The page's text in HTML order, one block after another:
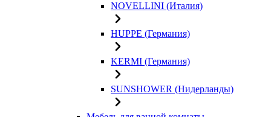
NOVELLINI (Италия)
HUPPE (Германия)
KERMI (Германия)
SUNSHOWER (Нидерланды)